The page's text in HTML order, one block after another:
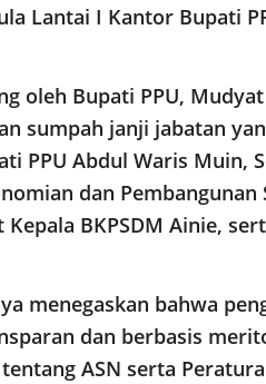
Lantai I Kantor Bupati
oleh Bupati PPU,
sumpah janji jabatan
PPU Abdul Waris Muin,
dan Pembangunan
BKPSDM Ainie,
menegaskan bahwa
dan berbasis
ASN serta